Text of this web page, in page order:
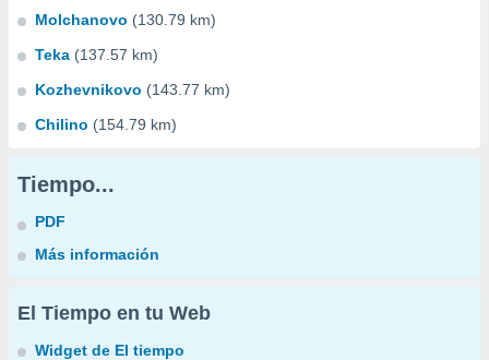
Molchanovo (130.79 km)
Teka (137.57 km)
Kozhevnikovo (143.77 km)
Chilino (154.79 km)
Tiempo...
PDF
Más información
El Tiempo en tu Web
Widget de El tiempo